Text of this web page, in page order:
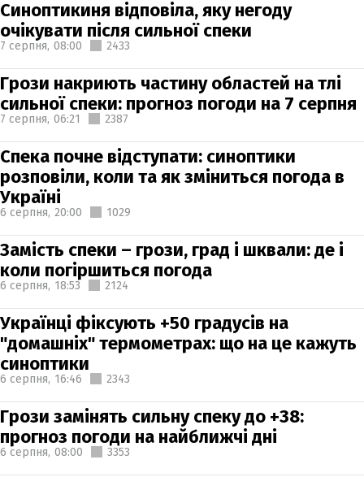
Синоптикиня відповіла, яку негоду
очікувати після сильної спеки
7 серпня, 08:00 2433
Грози накриють частину областей на тлі
сильної спеки: прогноз погоди на 7 серпня
7 серпня, 06:21 2387
Спека почне відступати: синоптики
розповіли, коли та як зміниться погода в
Україні
6 серпня, 20:00 1029
Замість спеки – грози, град і шквали: де і
коли погіршиться погода
6 серпня, 18:53 2124
Українці фіксують +50 градусів на
"домашніх" термометрах: що на це кажуть
синоптики
6 серпня, 16:46 2343
Грози замінять сильну спеку до +38:
прогноз погоди на найближчі дні
6 серпня, 08:00 3353